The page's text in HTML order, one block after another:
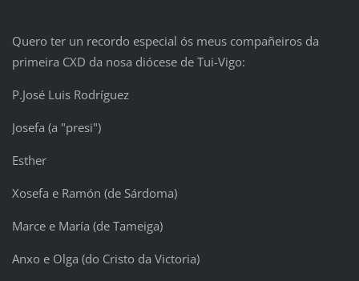
Quero ter un recordo especial ós meus compañeiros da
primeira CXD da nosa diócese de Tui-Vigo:
P.José Luis Rodríguez
Josefa (a "presi")
Esther
Xosefa e Ramón (de Sárdoma)
Marce e María (de Tameiga)
Anxo e Olga (do Cristo da Victoria)